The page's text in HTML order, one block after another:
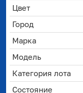
Цвет
Город
Марка
Модель
Категория лота
Состояние